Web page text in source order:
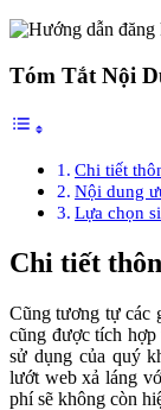
Tóm Tắt Nội
Chi tiết
Nội dung
Lựa chọn
Chi tiết
Cũng tương tự các
cũng được tích hợp
sử dụng của quý
lướt web xả láng
phí sẽ không còn